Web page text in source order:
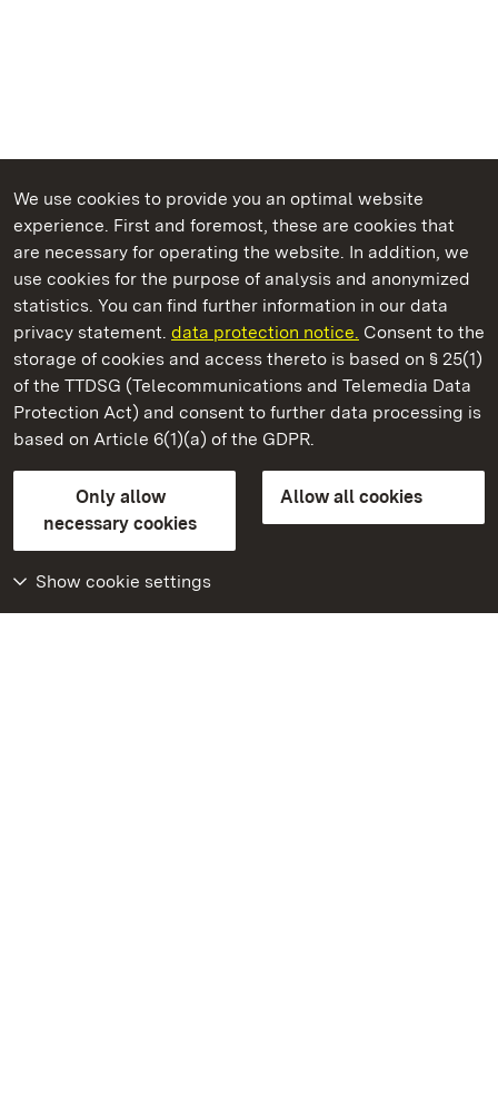
We use cookies to provide you an optimal website
experience. First and foremost, these are cookies that
are necessary for operating the website. In addition, we
use cookies for the purpose of analysis and anonymized
statistics. You can find further information in our data
privacy statement. data protection notice. Consent to the
storage of cookies and access thereto is based on § 25(1)
of the TTDSG (Telecommunications and Telemedia Data
Protection Act) and consent to further data processing is
based on Article 6(1)(a) of the GDPR.
Only allow
necessary cookies
Allow all cookies
Show cookie settings
State Palaces and Gardens of Baden-Wuerttemberg
Ludwigsburg Residential Palace
State Palaces and Gardens of Baden-Wuerttemberg
Contact usFAQMasthead
Declaration on barrier-free access
BITV-konform (geprüfte Seiten)